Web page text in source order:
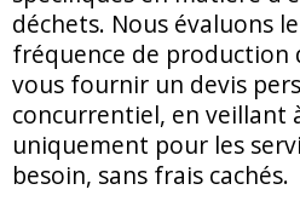
déchets. Nous évaluons
fréquence de production
vous fournir un devis
concurrentiel, en veillant
uniquement pour les
besoin, sans frais cachés.